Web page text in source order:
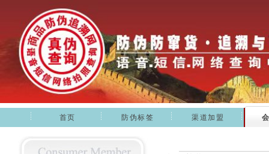
首页 防伪标签 渠道加盟